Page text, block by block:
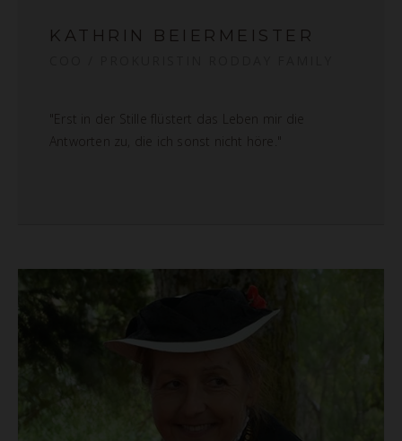
KATHRIN BEIERMEISTER
"Erst in der Stille flüstert das Leben mir die
Antworten zu, die ich sonst nicht höre."